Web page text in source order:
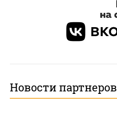
Новости партнеров